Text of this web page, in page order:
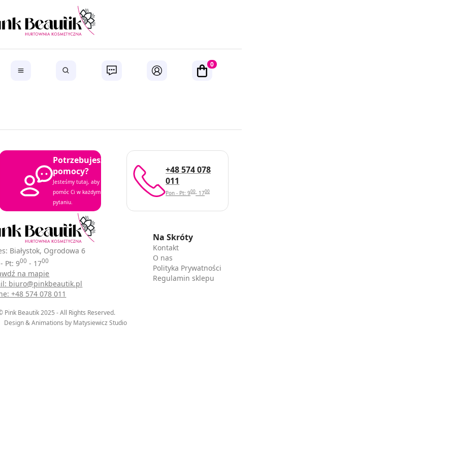
0
Potrzebujesz
pomocy?
Jesteśmy tutaj, aby
pomóc Ci w każdym
pytaniu.
+48 574 078
011
Pon - Pt: 900- 1700
Białystok, Ogrodowa 6
Pt: 900 - 1700
na mapie
biuro@pinkbeautik.pl
+48 574 078 011
Na Skróty
Kontakt
O nas
Polityka Prywatności
Regulamin sklepu
Pink Beautik 2025 - All Rights Reserved.
Design & Animations by Matysiewicz Studio